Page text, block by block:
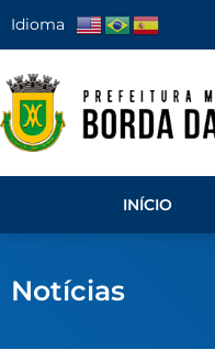
Idioma
INÍCIO
Notícias